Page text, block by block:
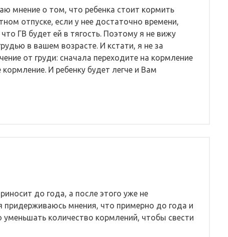
мнение о том, что ребенка стоит кормить
отпуске, если у нее достаточно времени,
ГВ будет ей в тягость. Поэтому я не вижу
в вашем возрасте. И кстати, я не за
от груди: сначала переходите на кормление
И ребенку будет легче и Вам
до года, а после этого уже не
придерживаюсь мнения, что примерно до года и
количество кормлений, чтобы свести